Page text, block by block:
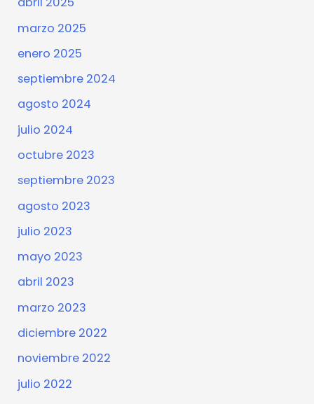
marzo 2025
enero 2025
septiembre 2024
agosto 2024
julio 2024
octubre 2023
septiembre 2023
agosto 2023
julio 2023
mayo 2023
abril 2023
marzo 2023
diciembre 2022
noviembre 2022
julio 2022